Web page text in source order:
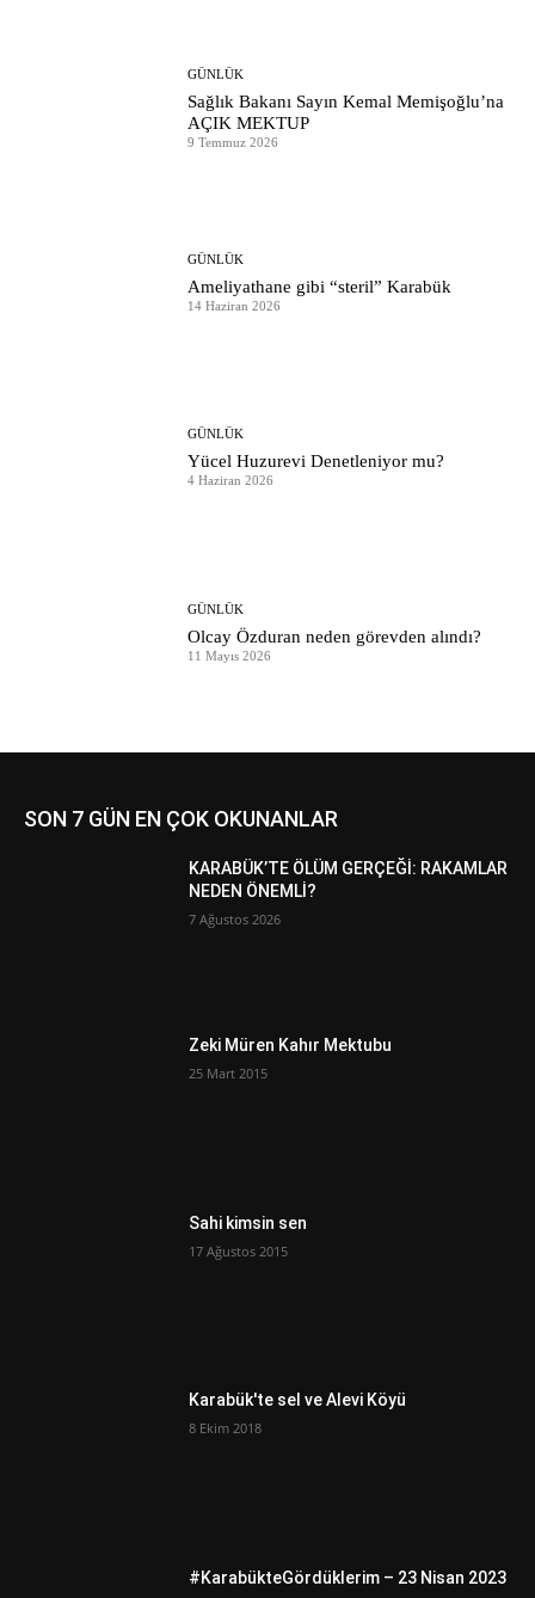
GÜNLÜK
Sağlık Bakanı Sayın Kemal Memişoğlu’na
AÇIK MEKTUP
9 Temmuz 2026
GÜNLÜK
Ameliyathane gibi “steril” Karabük
14 Haziran 2026
GÜNLÜK
Yücel Huzurevi Denetleniyor mu?
4 Haziran 2026
GÜNLÜK
Olcay Özduran neden görevden alındı?
11 Mayıs 2026
SON 7 GÜN EN ÇOK OKUNANLAR
KARABÜK’TE ÖLÜM GERÇEĞİ: RAKAMLAR
NEDEN ÖNEMLİ?
7 Ağustos 2026
Zeki Müren Kahır Mektubu
25 Mart 2015
Sahi kimsin sen
17 Ağustos 2015
Karabük'te sel ve Alevi Köyü
8 Ekim 2018
#KarabükteGördüklerim – 23 Nisan 2023